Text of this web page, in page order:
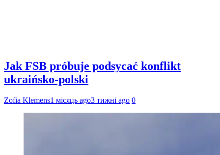
Jak FSB próbuje podsycać konflikt
ukraińsko-polski
Zofia Klemens1 місяць ago3 тижні ago 0